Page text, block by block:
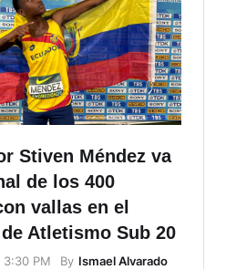
Stiven Méndez va
de los 400
vallas en el
Atletismo Sub 20
PM By Ismael Alvarado